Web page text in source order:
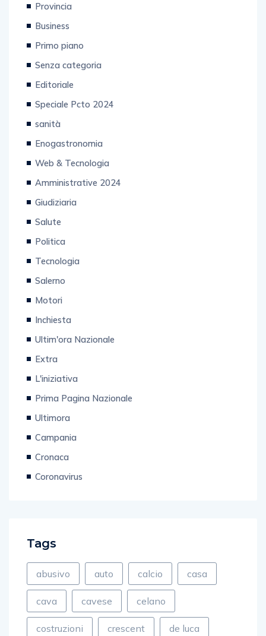
Business
Primo piano
Senza categoria
Editoriale
Speciale Pcto 2024
sanità
Enogastronomia
Web & Tecnologia
Amministrative 2024
Giudiziaria
Salute
Politica
Tecnologia
Salerno
Motori
Inchiesta
Ultim'ora Nazionale
Extra
L'iniziativa
Prima Pagina Nazionale
Ultimora
Campania
Cronaca
Coronavirus
abusivo auto calcio casa
cava cavese celano
costruzioni crescent de luca